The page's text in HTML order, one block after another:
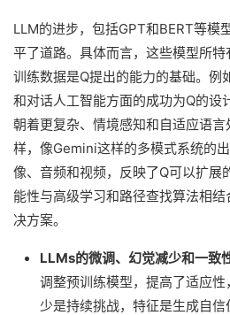
LLM的进步，包括GPT和BERT等模
平了道路。具体而言，这些模型所
训练数据是Q提出的能力的基础。例
和对话人工智能方面的成功为Q的设
朝着更复杂、情境感知和自适应语
样，像Gemini这样的多模式系统的
像、音频和视频，反映了Q可以扩展
能性与高级学习和路径查找算法相
决方案。
LLMs的微调、幻觉减少和一致性
调整预训练模型，提高了适应
少是持续挑战，特征是生成自